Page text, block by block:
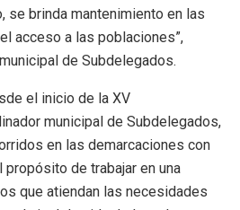
se brinda mantenimiento en las
acceso a las poblaciones”,
de Subdelegados.
el inicio de la XV
municipal de Subdelegados,
en las demarcaciones con
de trabajar en una
que atiendan las necesidades